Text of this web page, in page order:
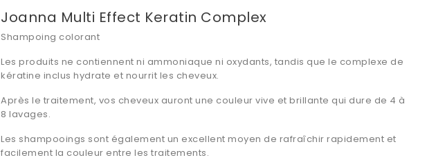
Joanna Multi Effect Keratin Complex
Shampoing colorant
Les produits ne contiennent ni ammoniaque ni oxydants, tandis que le complexe de
kératine inclus hydrate et nourrit les cheveux.
Après le traitement, vos cheveux auront une couleur vive et brillante qui dure de 4 à
8 lavages.
Les shampooings sont également un excellent moyen de rafraîchir rapidement et
facilement la couleur entre les traitements.